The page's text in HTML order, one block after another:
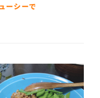
ーシーで